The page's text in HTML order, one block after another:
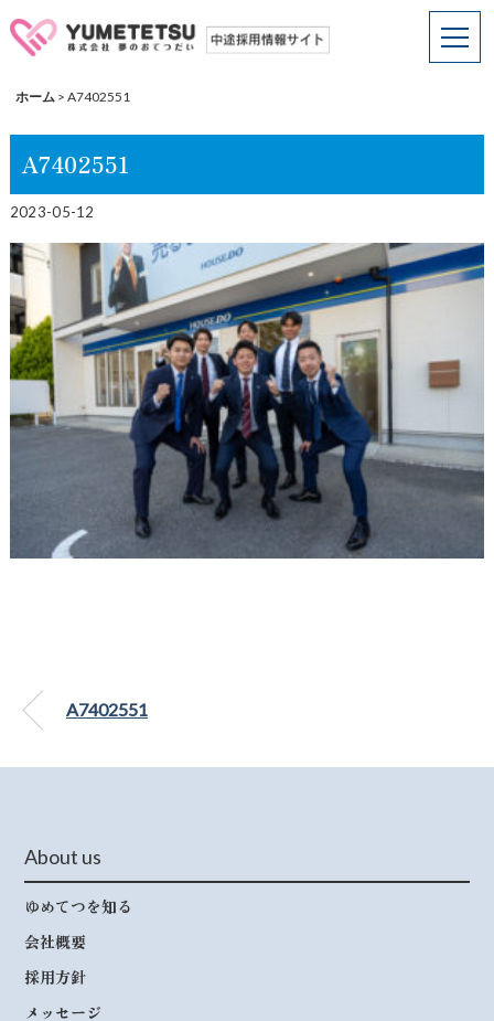
ホーム > A7402551
A7402551
2023-05-12
A7402551
About us
ゆめてつを知る
会社概要
採用方針
メッセージ